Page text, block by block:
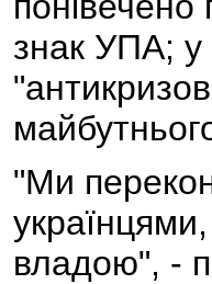
знак УПА; у
"Ми
владою", -